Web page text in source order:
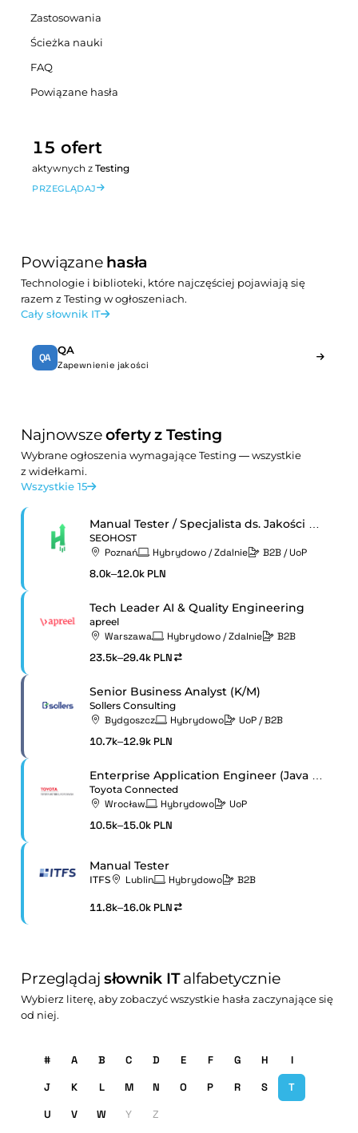
Zastosowania
Ścieżka nauki
FAQ
Powiązane hasła
15 ofert
aktywnych zTesting
PRZEGLĄDAJ
Powiązane hasła
Technologie i biblioteki, które najczęściej pojawiają się
razem z Testing w ogłoszeniach.
Cały słownik IT
QA
QA
Zapewnienie jakości
Najnowszeoferty z Testing
Wybrane ogłoszenia wymagające Testing — wszystkie
z widełkami.
Wszystkie 15
Manual Tester / Specjalista ds. Jakości Oprogramowania
SEOHOST
Poznań Hybrydowo / Zdalnie B2B / UoP
8.0k–12.0k PLN
Tech Leader AI & Quality Engineering
apreel
Warszawa Hybrydowo / Zdalnie B2B
23.5k–29.4k PLN
Senior Business Analyst (K/M)
Sollers Consulting
Bydgoszcz Hybrydowo UoP / B2B
10.7k–12.9k PLN
Enterprise Application Engineer (Java / Python) (K/M)
Toyota Connected
Wrocław Hybrydowo UoP
10.5k–15.0k PLN
Manual Tester
ITFS Lublin Hybrydowo B2B
11.8k–16.0k PLN
Przeglądajsłownik ITalfabetycznie
Wybierz literę, aby zobaczyć wszystkie hasła zaczynające się
od niej.
# A B C D E F G H
I
J
K L M N O P R S
T
U
V W Y Z